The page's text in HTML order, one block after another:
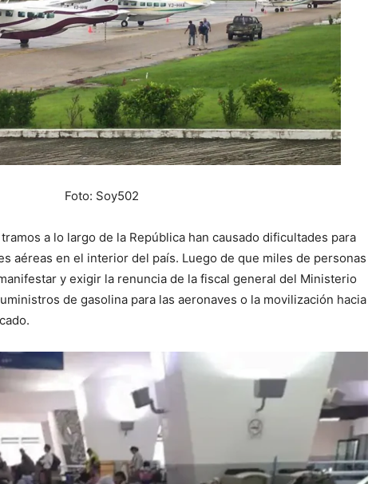
Foto: Soy502
a lo largo de la República han causado dificultades para
aéreas en el interior del país. Luego de que miles de personas
y exigir la renuncia de la fiscal general del Ministerio
de gasolina para las aeronaves o la movilización hacia